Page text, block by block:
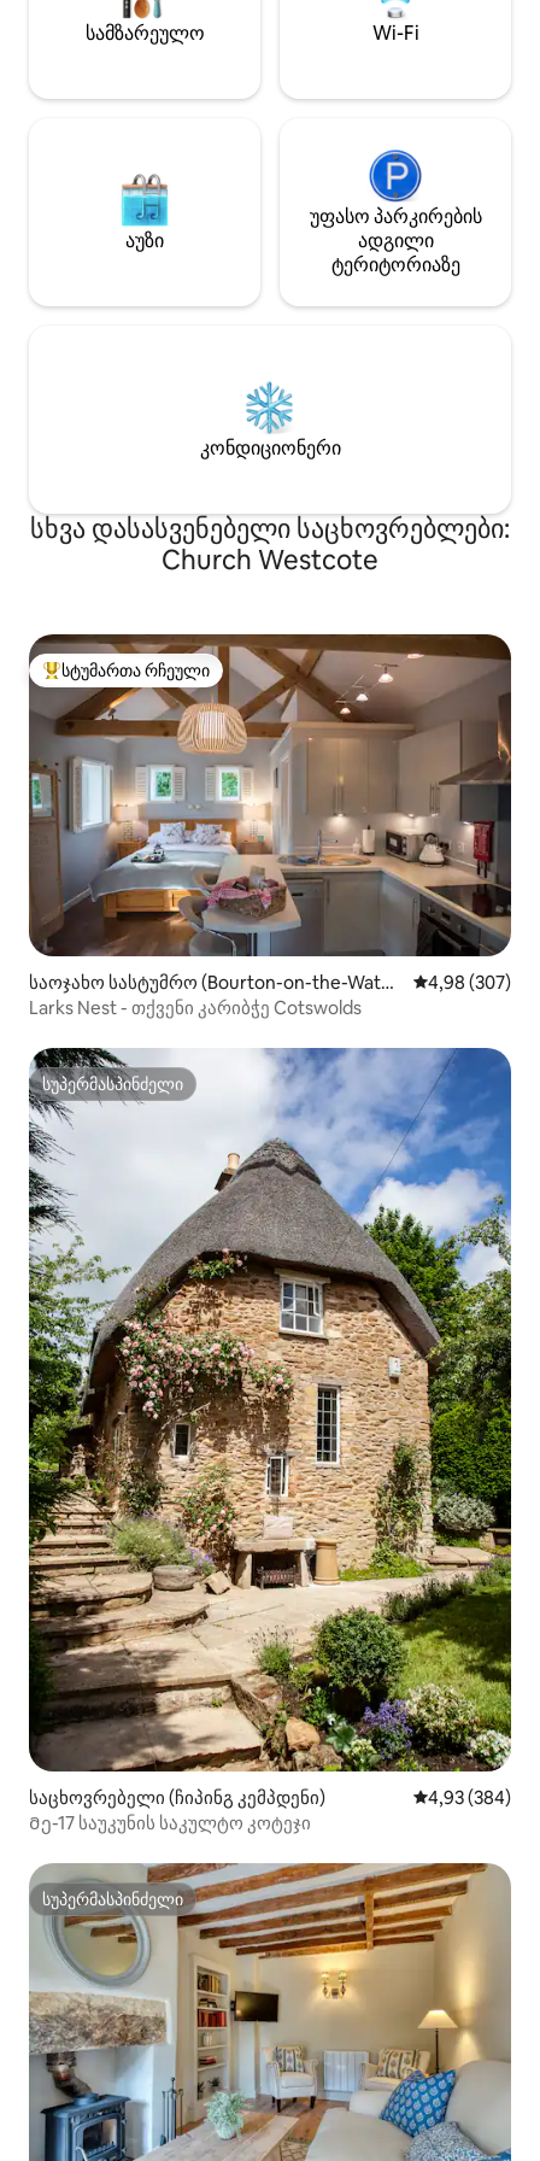
ცხენოსნობის ბილიკზე, მდებარე
ცნობილი „Daylesford Organic Farm“‑ის
მაღაზიამდე, რესტორნებამდე და
სამზარეულო Wi-Fi
აუზი
უფასო პარკირების
ადგილი
ტერიტორიაზე
კონდიციონერი
სხვა დასასვენებელი საცხოვრებლები:
Church Westcote
სტუმართა რჩეული მოწინავე ვარიანტი
სტუმართა რჩეული
საოჯახო სასტუმრო (Bourton-on-the-Wate
r)
საშუალო
4,98 (307)
Larks Nest - თქვენი კარიბჭე Cotswolds
სუპერმასპინძელი
სუპერმასპინძელი
საცხოვრებელი (ჩიპინგ კემპდენი) საშუალო
4,93 (384)
Მე-17 საუკუნის საკულტო კოტეჯი
სუპერმასპინძელი
სუპერმასპინძელი